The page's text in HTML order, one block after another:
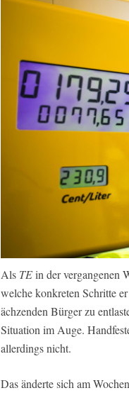
Als TEin der vergangenen
welche konkreten Schritte
ächzenden Bürger zu
Situation im Auge.
allerdings nicht.
Das änderte sich am